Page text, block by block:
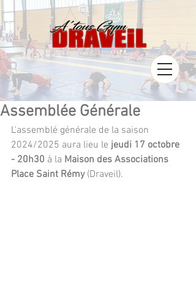
Assemblée Générale
L'assemblé générale de la saison
2024/2025 aura lieu le jeudi 17 octobre
- 20h30 à la Maison des Associations
Place Saint Rémy (Draveil).